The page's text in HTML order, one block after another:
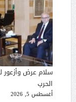
سلام عرض وأزعور
الحرب
أغسطس 5, 2026